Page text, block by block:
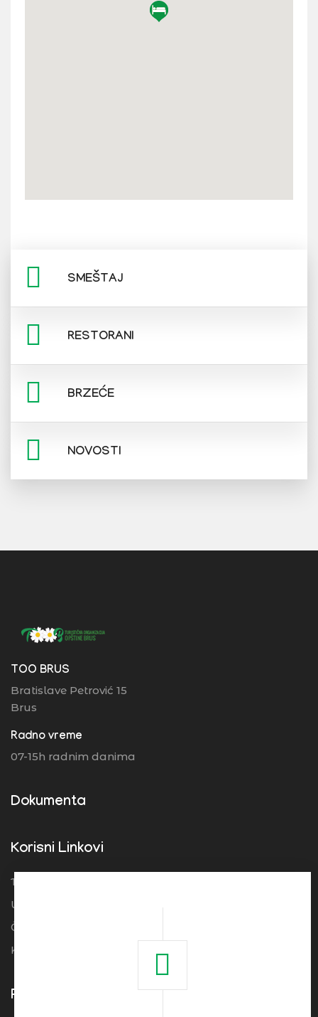
SMEŠTAJ
RESTORANI
BRZEĆE
NOVOSTI
TOO BRUS
Bratislave Petrović 15
Brus
Radno vreme
07-15h radnim danima
Dokumenta
Korisni Linkovi
Turistička organizacija Srbije
Ugostitelji
Često postavljena pitanja
Kolačići
Pogledajte